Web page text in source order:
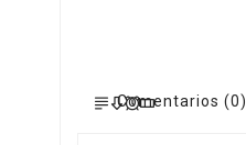
Comentarios (0)